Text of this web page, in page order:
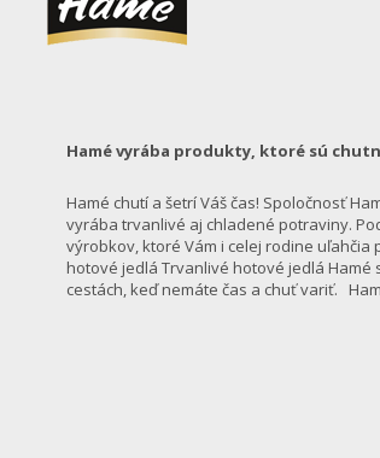
Hamé vyrába produkty, ktoré sú
Hamé chutí a šetrí Váš čas! Spoločnosť
vyrába trvanlivé aj chladené potraviny.
výrobkov, ktoré Vám i celej rodine
hotové jedlá Trvanlivé hotové jedlá Hamé
cestách, keď nemáte čas a chuť variť.